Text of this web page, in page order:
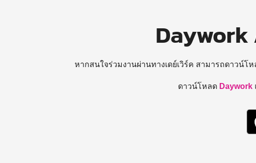
หากสนใจร่วมงานผ่านทางเดย์เวิร์ค สามารถดาวน์โ
ดาวน์โหลด Daywork